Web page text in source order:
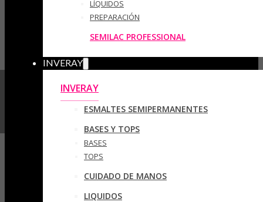
LÍQUIDOS
PREPARACIÓN
SEMILAC PROFESSIONAL
INVERAY
INVERAY
ESMALTES SEMIPERMANENTES
BASES Y TOPS
BASES
TOPS
CUIDADO DE MANOS
LIQUIDOS